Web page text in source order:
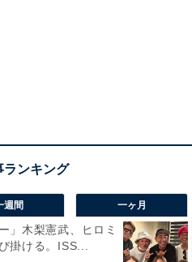
週間 一ヶ月
」木梨憲武、ヒロミ
掛ける。ISS...